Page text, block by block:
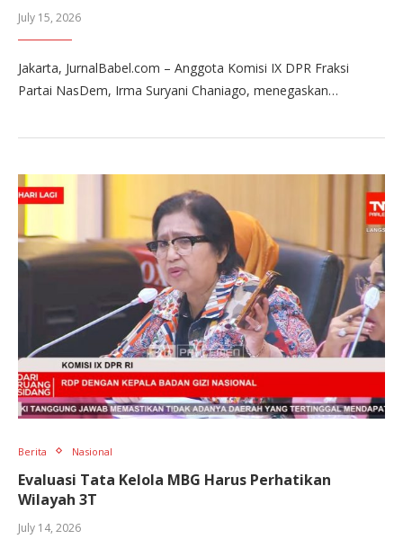
July 15, 2026
Jakarta, JurnalBabel.com – Anggota Komisi IX DPR Fraksi
Partai NasDem, Irma Suryani Chaniago, menegaskan…
Berita Nasional
Evaluasi Tata Kelola MBG Harus Perhatikan
Wilayah 3T
July 14, 2026